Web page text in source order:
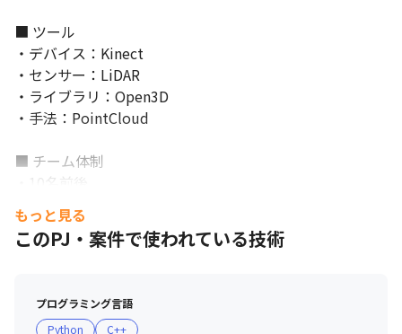
■ ツール
・デバイス：Kinect
・センサー：LiDAR
・ライブラリ：Open3D
・手法：PointCloud
■ チーム体制
・10名前後
・協働体制にある企業の社員とチームを組んで業務に取り
組んでいただきます
・同じ業務を行う先輩社員がおり、わからないことはOJT
■ 現場、社員の風景
もっと見る
このPJ・案件で使われている技術
プログラミング言語
Python
C++